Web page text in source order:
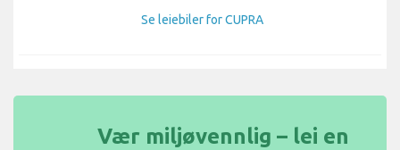
Se leiebiler for CUPRA
Vær miljøvennlig – lei en